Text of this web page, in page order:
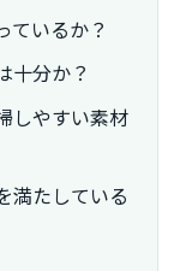
ているか？
十分か？
しやすい素材
満たしている